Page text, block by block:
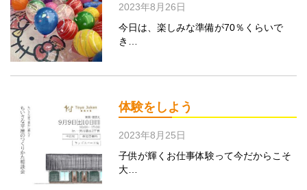
2023年8月26日
今日は、楽しみな準備が70％くらいで
き…
体験をしよう
2023年8月25日
子供が輝くお仕事体験って今だからこそ
大…